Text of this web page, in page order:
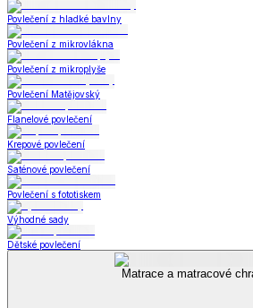
Povlečení z hladké bavlny
Povlečení z mikrovlákna
Povlečení z mikroplyše
Povlečení Matějovský
Flanelové povlečení
Krepové povlečení
Saténové povlečení
Povlečení s fototiskem
Výhodné sady
Dětské povlečení
Matrace a matracové